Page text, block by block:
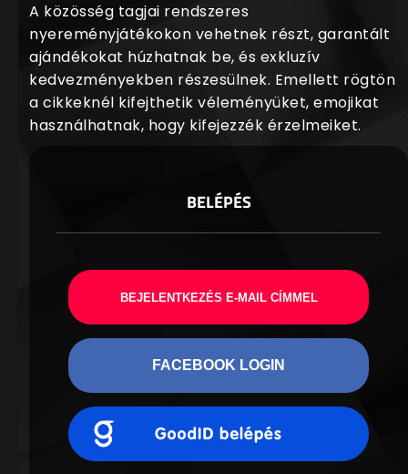
A közösség tagjai rendszeres
nyereményjátékokon vehetnek részt, garantált
ajándékokat húzhatnak be, és exkluzív
kedvezményekben részesülnek. Emellett rögtön
a cikkeknél kifejthetik véleményüket, emojikat
használhatnak, hogy kifejezzék érzelmeiket.
BELÉPÉS
BEJELENTKEZÉS E-MAIL CÍMMEL
FACEBOOK LOGIN